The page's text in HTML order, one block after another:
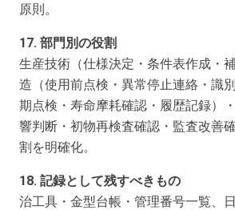
原則。
17. 部門別の役割
生産技術（仕様決定・条件表作成・
造（使用前点検・異常停止連絡・識
期点検・寿命摩耗確認・履歴記録）
響判断・初物再検査確認・監査改善
割を明確化。
18. 記録として残すべきもの
治工具・金型台帳・管理番号一覧、